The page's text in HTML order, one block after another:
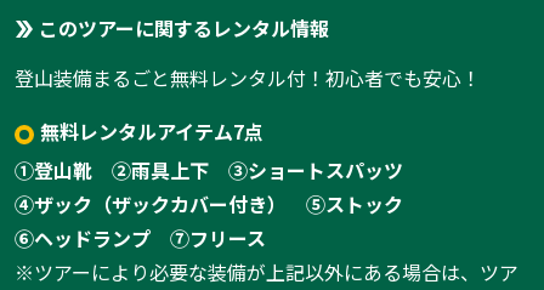
このツアーに関するレンタル情報
登山装備まるごと無料レンタル付！初心者でも安心！
無料レンタルアイテム7点
①登山靴
②雨具上下
③ショートスパッツ
④ザック（ザックカバー付き）
⑤ストック
⑥ヘッドランプ
⑦フリース
※ツアーにより必要な装備が上記以外にある場合は、ツア